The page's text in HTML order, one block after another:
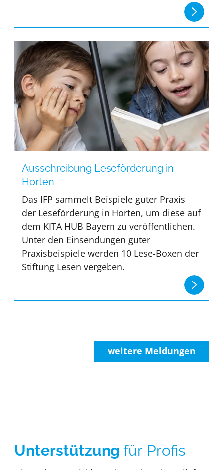
Ausschreibung Leseförderung in
Horten
Das IFP sammelt Beispiele guter Praxis
der Leseförderung in Horten, um diese auf
dem KITA HUB Bayern zu veröffentlichen.
Unter den Einsendungen guter
Praxisbeispiele werden 10 Lese-Boxen der
Stiftung Lesen vergeben.
weitere Meldungen
Unterstützung für Profis